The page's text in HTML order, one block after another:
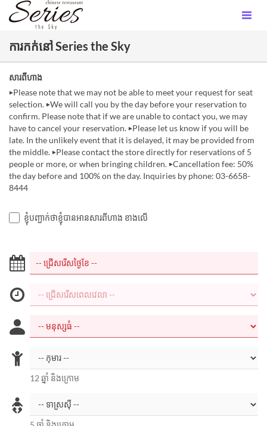
ការកក់នៅ Series the Sky
សារពីហាង
▶Please note that we may not be able to meet your request for seat
selection. ▶We will call you by the day before your reservation to
confirm. Please note that if we are unable to contact you, we may
have to cancel your reservation. ▶Please let us know if you will be
late. In the unlikely event that it is delayed, it may be provided from
the middle. ▶Please contact the store directly for reservations of 5
people or more, or when bringing children. ▶Cancellation fee: 50%
the day before and 100% on the day. Inquiries by phone: 03-6658-
8444
ខ្ញុំបញ្ជាក់ថាខ្ញុំបានអានសារពីហាង ខាងលើ
12 ឆ្នាំ និងក្រោម